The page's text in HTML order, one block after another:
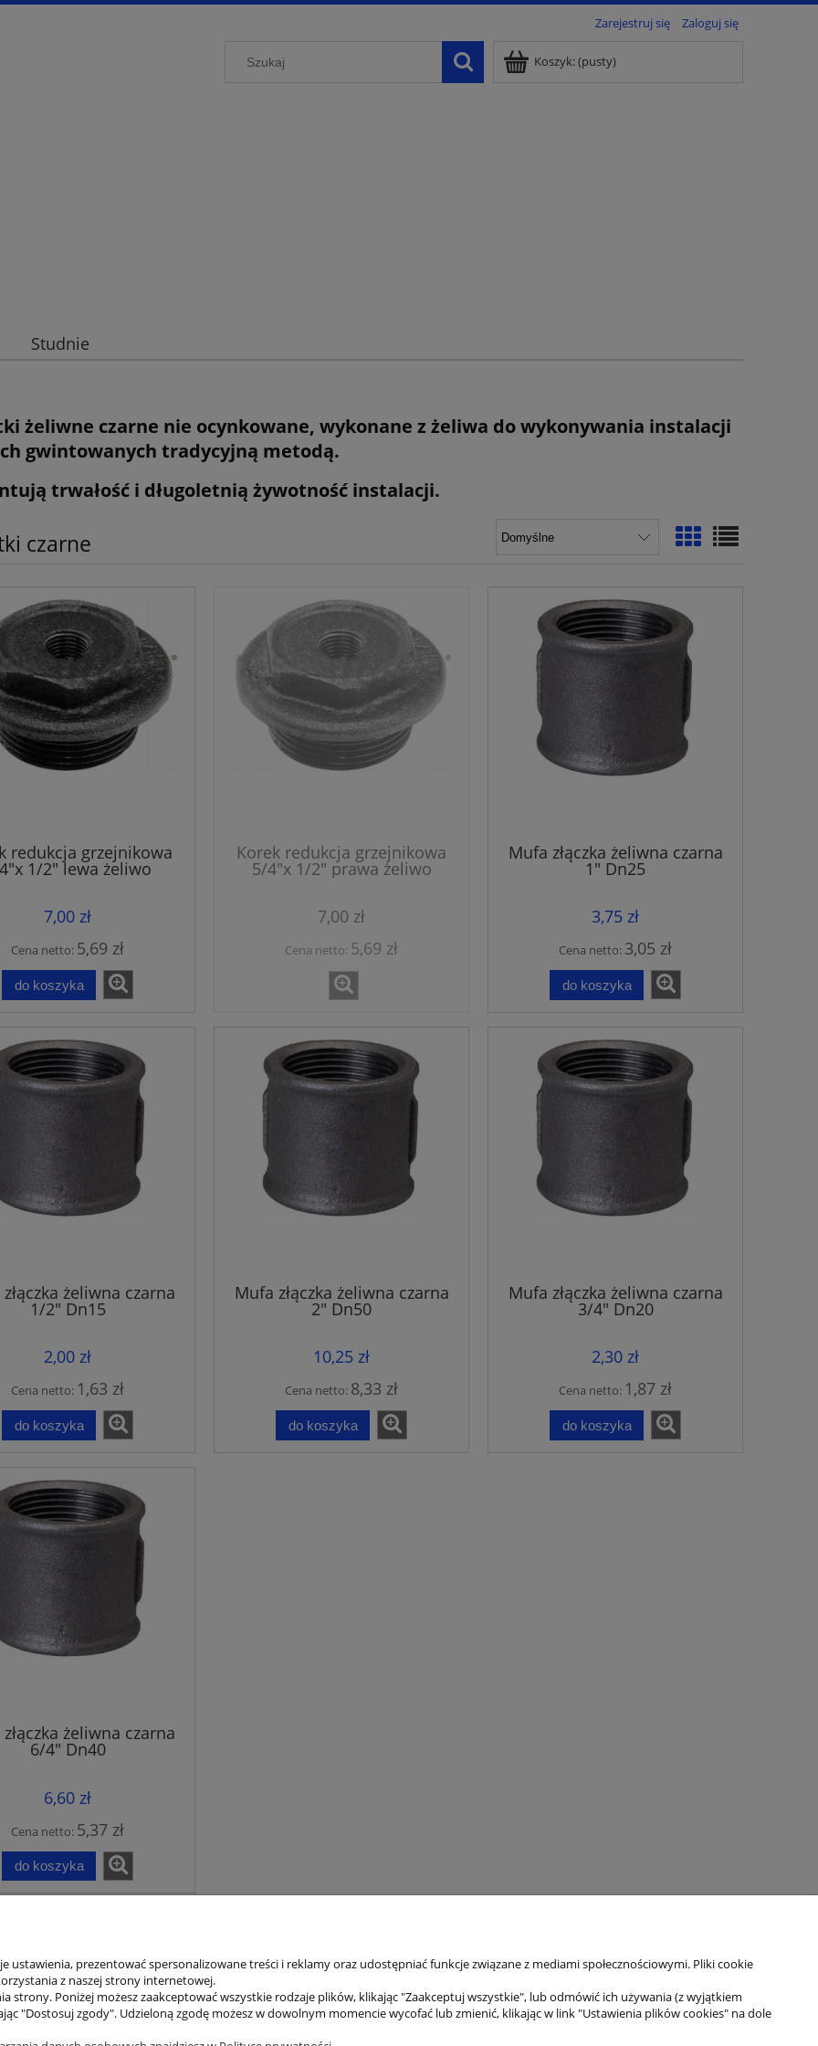
Zarejestruj się Zaloguj się
Koszyk:(pusty)
Studnie
żeliwne czarne nie ocynkowane, wykonane z żeliwa do wykonywania instalacji
gwintowanych tradycyjną metodą.
trwałość i długoletnią żywotność instalacji.
czarne
redukcja grzejnikowa
1/2" lewa żeliwo
7,00 zł
Cena netto: 5,69 zł
do koszyka
Korek redukcja grzejnikowa
5/4"x 1/2" prawa żeliwo
7,00 zł
Cena netto: 5,69 zł
Mufa złączka żeliwna czarna
1" Dn25
3,75 zł
Cena netto: 3,05 zł
do koszyka
żeliwna czarna
1/2" Dn15
2,00 zł
Cena netto: 1,63 zł
do koszyka
Mufa złączka żeliwna czarna
2" Dn50
10,25 zł
Cena netto: 8,33 zł
do koszyka
Mufa złączka żeliwna czarna
3/4" Dn20
2,30 zł
Cena netto: 1,87 zł
do koszyka
żeliwna czarna
6/4" Dn40
6,60 zł
Cena netto: 5,37 zł
do koszyka
Pomoc
Jak kupować?
Moje konto
prezentować spersonalizowane treści i reklamy oraz udostępniać funkcje związane z mediami społecznościowymi. Pliki cookie
z naszej strony internetowej.
strony. Poniżej możesz zaakceptować wszystkie rodzaje plików, klikając "Zaakceptuj wszystkie", lub odmówić ich używania (z wyjątkiem
"Dostosuj zgody". Udzieloną zgodę możesz w dowolnym momencie wycofać lub zmienić, klikając w link "Ustawienia plików cookies" na dole